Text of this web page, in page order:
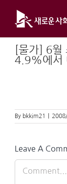
content
[물가] 6
4.9%에서
By bkkim21
Leave A